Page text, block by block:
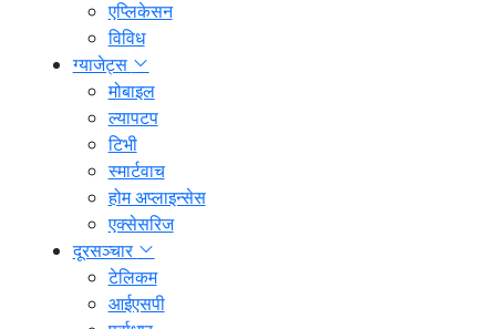
एप्लिकेसन
विविध
ग्याजेट्स
मोबाइल
ल्यापटप
टिभी
स्मार्टवाच
होम अप्लाइन्सेस
एक्सेसरिज
दूरसञ्चार
टेलिकम
आईएसपी